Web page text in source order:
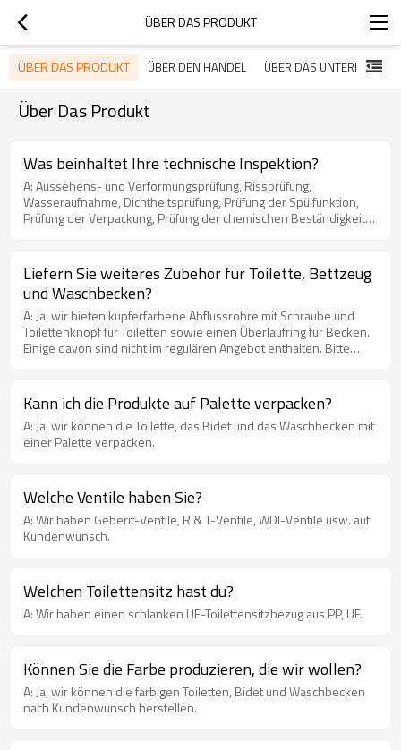
ÜBER DAS PRODUKT
ÜBER DAS PRODUKT ÜBER DEN HANDEL ÜBER DAS UNTERNEHMEN
Über Das Produkt
Was beinhaltet Ihre technische Inspektion?
A: Aussehens- und Verformungsprüfung, Rissprüfung,
Wasseraufnahme, Dichtheitsprüfung, Prüfung der Spülfunktion,
Prüfung der Verpackung, Prüfung der chemischen Beständigkeit
Liefern Sie weiteres Zubehör für Toilette, Bettzeug
und Waschbecken?
A: Ja, wir bieten kupferfarbene Abflussrohre mit Schraube und
Toilettenknopf für Toiletten sowie einen Überlaufring für Becken.
Einige davon sind nicht im regulären Angebot enthalten. Bitte
Kann ich die Produkte auf Palette verpacken?
A: Ja, wir können die Toilette, das Bidet und das Waschbecken mit
einer Palette verpacken.
Welche Ventile haben Sie?
A: Wir haben Geberit-Ventile, R & T-Ventile, WDI-Ventile usw. auf
Kundenwunsch.
Welchen Toilettensitz hast du?
A: Wir haben einen schlanken UF-Toilettensitzbezug aus PP, UF.
Können Sie die Farbe produzieren, die wir wollen?
A: Ja, wir können die farbigen Toiletten, Bidet und Waschbecken
nach Kundenwunsch herstellen.